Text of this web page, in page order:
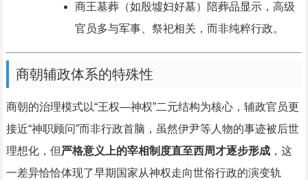
商王墓葬（如殷墟妇好墓）陪葬品显示，高级
官员多与军事、祭祀相关，而非纯粹行政。
商朝辅政体系的特殊性
商朝的治理模式以“王权—神权”二元结构为核心，辅政官员更
接近“神职顾问”而非行政首脑，虽然伊尹等人物的事迹被后世
理想化，但严格意义上的宰相制度直至西周才逐步形成，这
一差异恰恰体现了早期国家从神权走向世俗行政的演变轨